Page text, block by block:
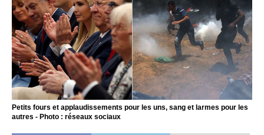
Petits fours et applaudissements pour les uns, sang et larmes pour les
autres - Photo : réseaux sociaux